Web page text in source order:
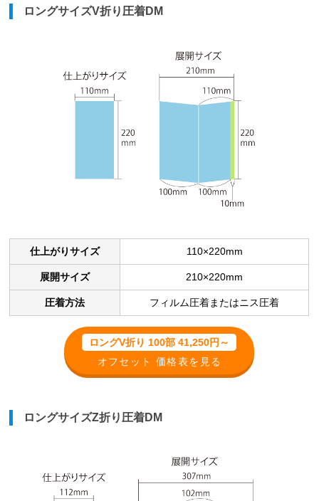
ロングサイズV折り圧着DM
仕上がりサイズ 110×220mm
展開サイズ 210×220mm
圧着方法 フィルム圧着またはニス圧着
ロングV折り 100部 41,250円～
オフセット 価格表を見る
ロングサイズZ折り圧着DM